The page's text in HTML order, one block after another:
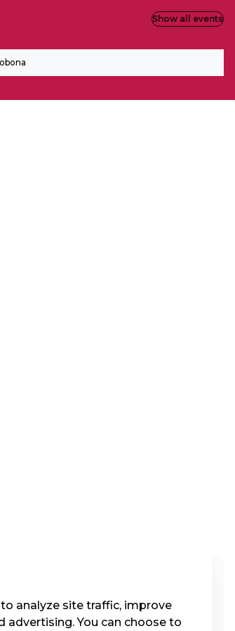
Show all events
analyze site traffic, improve
advertising. You can choose to